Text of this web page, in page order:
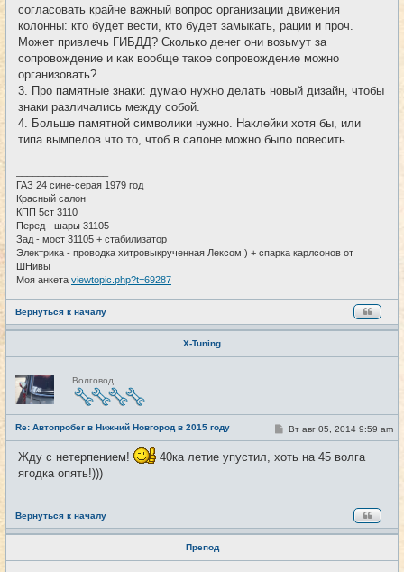
согласовать крайне важный вопрос организации движения
колонны: кто будет вести, кто будет замыкать, рации и проч.
Может привлечь ГИБДД? Сколько денег они возьмут за
сопровождение и как вообще такое сопровождение можно
организовать?
3. Про памятные знаки: думаю нужно делать новый дизайн, чтобы
знаки различались между собой.
4. Больше памятной символики нужно. Наклейки хотя бы, или
типа вымпелов что то, чтоб в салоне можно было повесить.
ГАЗ 24 сине-серая 1979 год
Красный салон
КПП 5ст 3110
Перед - шары 31105
Зад - мост 31105 + стабилизатор
Электрика - проводка хитровыкрученная Лексом:) + спарка карлсонов от
ШНивы
Моя анкета viewtopic.php?t=69287
Вернуться к началу
X-Tuning
Н
е
в
с
е
т
и
Волговод
Re: Автопробег в Нижний Новгород в 2015 году #9
С
о
б
и
Вт авг 05, 2014 9:59 am
Жду с нетерпением!
40ка летие упустил, хоть на 45 волга
ягодка опять!)))
Вернуться к началу
Препод